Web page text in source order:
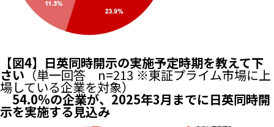
【図4】日英同時開示の実施予定時期を教えて下
さい （単一回答 n=213 ※東証プライム市場に上
場している企業を対象）
54.0%の企業が、2025年3月までに日英同時開
示を実施する見込み